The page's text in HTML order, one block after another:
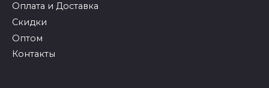
Оплата и Доставка
Скидки
Оптом
Контакты